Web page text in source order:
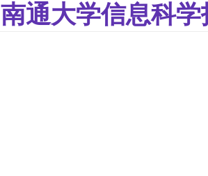
南通大学信息科